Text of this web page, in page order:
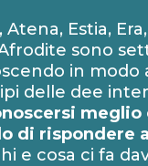
Estia,
sono
in
delle dee
meglio
di rispondere
e cosa ci fa